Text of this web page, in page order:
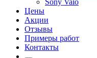
Sony Vaio
Цены
Акции
Отзывы
Примеры работ
Контакты